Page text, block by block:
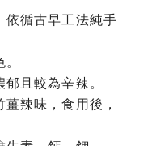
依循古早工法純手
且較為辛辣。
辣味，食用後，